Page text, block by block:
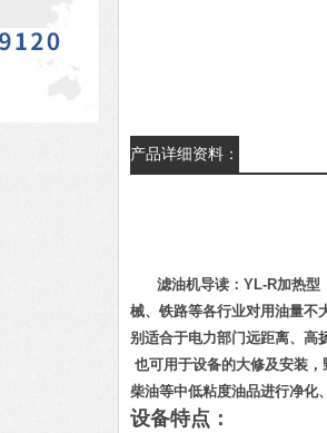
产品详细资料：
滤油机导读：YL-R加热型
械、铁路等各行业对用油量不
别适合于电力部门远距离、高
也可用于设备的大修及安装
柴油等中低粘度油品进行净化
设备特点：